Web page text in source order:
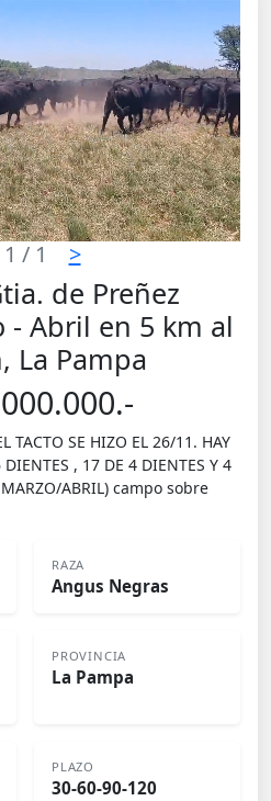
1 / 1 >
de Preñez
- Abril en 5 km al
La Pampa
TACTO SE HIZO EL 26/11. HAY
, 17 DE 4 DIENTES Y 4
ABRIL) campo sobre
RAZA
Angus Negras
PROVINCIA
La Pampa
PLAZO
30-60-90-120